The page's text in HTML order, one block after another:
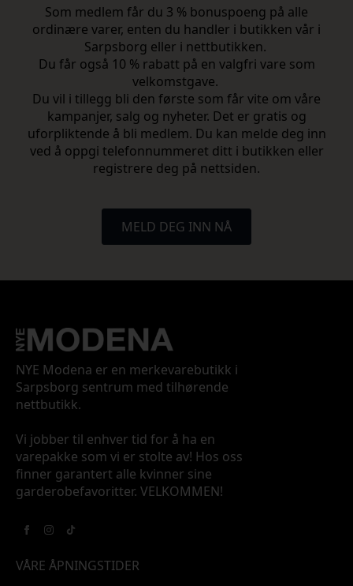
Som medlem får du 3 % bonuspoeng på alle
ordinære varer, enten du handler i butikken vår i
Sarpsborg eller i nettbutikken.
Du får også 10 % rabatt på en valgfri vare som
velkomstgave.
Du vil i tillegg bli den første som får vite om våre
kampanjer, salg og nyheter. Det er gratis og
uforpliktende å bli medlem. Du kan melde deg inn
ved å oppgi telefonnummeret ditt i butikken eller
registrere deg på nettsiden.
MELD DEG INN NÅ
NYE Modena er en merkevarebutikk i
Sarpsborg sentrum med tilhørende
nettbutikk.
Vi jobber til enhver tid for å ha en
varepakke som vi er stolte av! Hos oss
finner garantert alle kvinner sine
garderobefavoritter. VELKOMMEN!
VÅRE ÅPNINGSTIDER